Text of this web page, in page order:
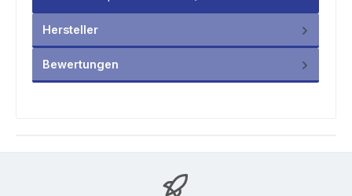
Hersteller
Bewertungen